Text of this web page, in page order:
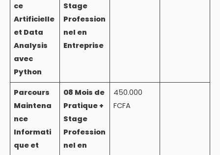
ce
Artificielle
et Data
Analysis
avec
Python
Stage
Profession
nel en
Entreprise
Parcours
Maintena
nce
Informati
que et
08 Mois de
Pratique +
Stage
Profession
nel en
450.000
FCFA